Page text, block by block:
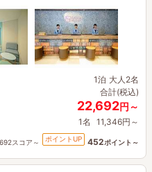
1泊 大人2名
合計(税込)
22,692円～
1名 11,346円～
スコア～ ポイントUP 452ポイント～